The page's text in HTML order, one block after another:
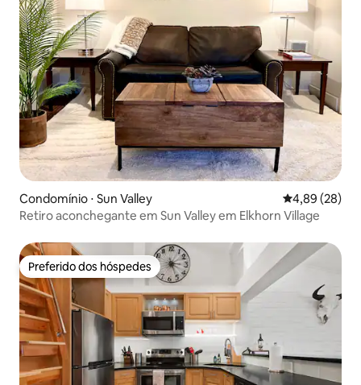
Condomínio ⋅ Sun Valley 4,89 de uma
4,89 (28)
Retiro aconchegante em Sun Valley em Elkhorn Village
Preferido dos hóspedes
Preferido dos hóspedes